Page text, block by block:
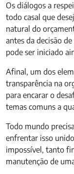
Os diálogos a
todo casal que
natural do
antes da decisão
pode ser iniciado
Afinal, um dos
transparência na
para encarar o
temas comuns a
Todo mundo
enfrentar isso
impossível, tanto
manutenção de